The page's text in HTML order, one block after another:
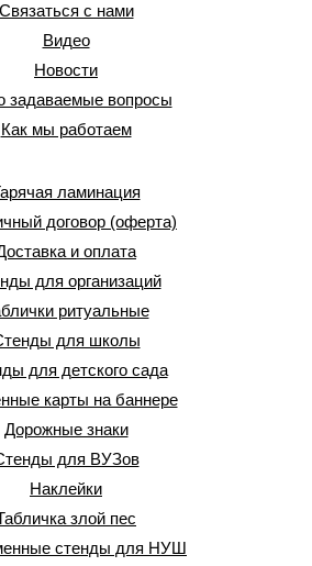
Связаться с нами
Видео
Новости
задаваемые вопросы
Как мы работаем
ламинация
договор (оферта)
и оплата
для организаций
ритуальные
для школы
для детского сада
карты на баннере
Дорожные знаки
для ВУЗов
Наклейки
злой пес
стенды для НУШ